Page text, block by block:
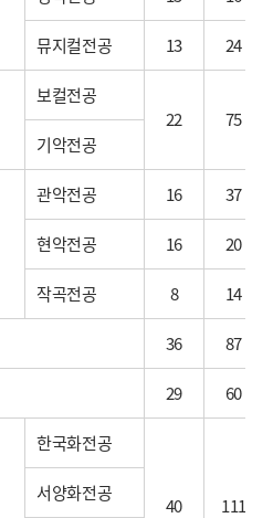
뮤지컬전공 13 24
보컬전공
22
75
기악전공
관악전공 16 37
현악전공 16 20
작곡전공 8 14
36 87
29 60
한국화전공
40 111
서양화전공